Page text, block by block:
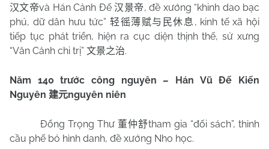
汉文帝và Hán Cảnh Đế 汉景帝, đề xướng “khinh dao bạc
phú, dữ dân hưu tức” 轻徭薄赋与民休息 , kinh tế xã hội
tiếp tục phát triển, hiện ra cục diện thịnh thế, sử xưng
“Văn Cảnh chi trị” 文景之治.
Năm 140 trước công nguyên – Hán Vũ Đế Kiến
Nguyên 建元nguyên niên
Đổng Trọng Thư 董仲舒tham gia “đối sách”, thỉnh
cầu phế bỏ hình danh, đề xướng Nho học.